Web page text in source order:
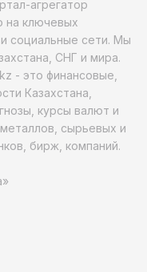
агрегатор
на ключевых
социальные сети. Мы
СНГ и мира.
- это финансовые,
Казахстана,
курсы валют и
сырьевых и
бирж, компаний.